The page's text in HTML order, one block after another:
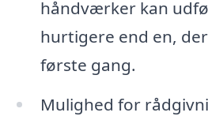
håndværker kan
hurtigere end en,
første gang.
Mulighed for